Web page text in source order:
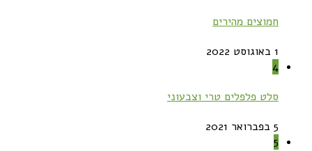
חמוצים מהירים
1 באוגוסט 2022
4
סלט פלפלים טרי וצבעוני
5 בפברואר 2021
5